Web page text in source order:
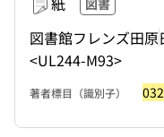
図書
図書館フレンズ田原
<UL244-M93>
著者標目（識別子）